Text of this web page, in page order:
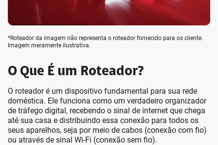
*Roteador da imagem não representa o roteador fornecido para os cliente.
Imagem meramente ilustrativa.
O Que É um Roteador?
O roteador é um dispositivo fundamental para sua rede
doméstica. Ele funciona como um verdadeiro organizador
de tráfego digital, recebendo o sinal de internet que chega
até sua casa e distribuindo essa conexão para todos os
seus aparelhos, seja por meio de cabos (conexão com fio)
ou através de sinal Wi-Fi (conexão sem fio).